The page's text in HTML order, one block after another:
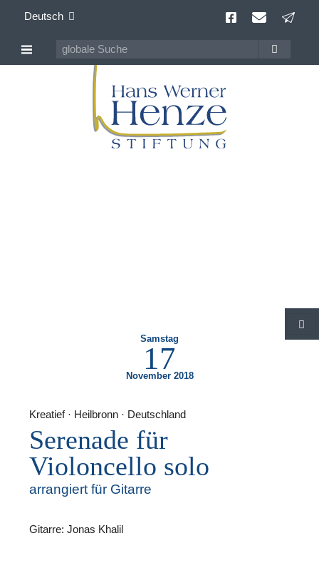
Deutsch
Samstag
17
November 2018
Kreatief · Heilbronn · Deutschland
Serenade für
Violoncello solo
arrangiert für Gitarre
Gitarre: Jonas Khalil